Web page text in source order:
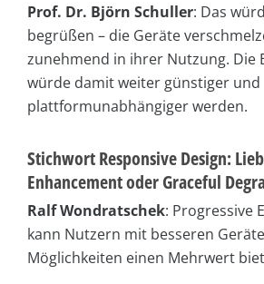
Prof. Dr. Björn Schuller: Das
begrüßen – die Geräte
zunehmend in ihrer Nutzung. Die
würde damit weiter günstiger und
plattformunabhängiger werden.
Stichwort Responsive Design:
Enhancement oder Graceful
Ralf Wondratschek: Progressive
kann Nutzern mit besseren
Möglichkeiten einen Mehrwert